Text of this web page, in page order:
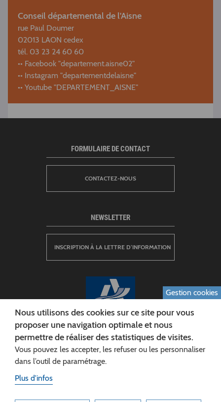
Conseil départemental de l'Aisne
rue Paul Doumer
02013 LAON cedex
tél. 03 23 24 60 60
•• Facebook "departement.aisne02"
•• Instagram "departementdelaisne"
•• Youtube "DEPARTEMENT_AISNE"
CONSEIL DÉPARTEMENTAL DE L'AISNE
Siège :
FORMULAIRE DE CONTACT
CONTACTEZ-NOUS
NEWSLETTER
INSCRIPTION À LA LETTRE D’INFORMATION
Gestion cookies
Nous utilisons des cookies sur ce site pour vous
proposer une navigation optimale et nous
permettre de réaliser des statistiques de visites.
Vous pouvez les accepter, les refuser ou les personnaliser
dans l’outil de paramétrage.
Plus d'infos